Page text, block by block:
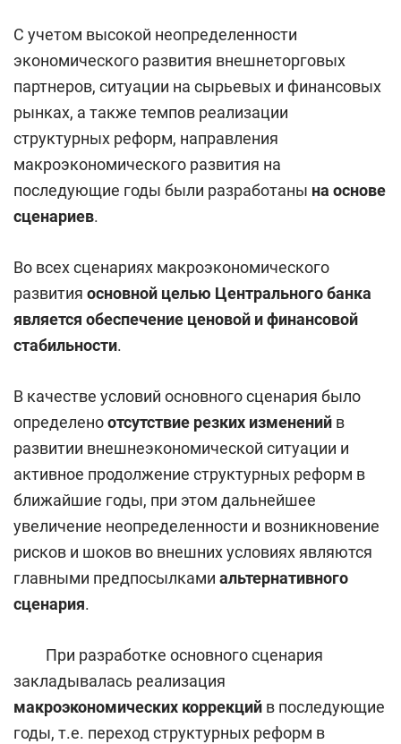
С учетом высокой неопределенности
экономического развития внешнеторговых
партнеров, ситуации на сырьевых и финансовых
рынках, а также темпов реализации
структурных реформ, направления
макроэкономического развития на
последующие годы были разработаны на основе
сценариев.
Во всех сценариях макроэкономического
развития основной целью Центрального банка
является обеспечение ценовой и финансовой
стабильности.
В качестве условий основного сценария было
определеноотсутствие резких изменений в
развитии внешнеэкономической ситуации и
активное продолжение структурных реформ в
ближайшие годы, при этом дальнейшее
увеличение неопределенности и возникновение
рисков и шоков во внешних условиях являются
главными предпосылками альтернативного
сценария.
При разработке основного сценария
закладывалась реализация
макроэкономических коррекций в последующие
годы, т.е. переход структурных реформ в